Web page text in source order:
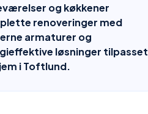
og køkkener
renoveringer med
armaturer og
løsninger tilpasset
i Toftlund.